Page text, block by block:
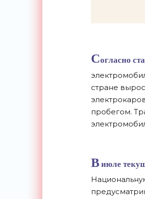
Согласно
стране
пробегом.
Виюле